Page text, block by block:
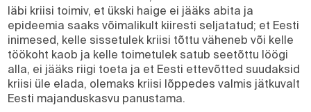
läbi kriisi toimiv, et ükski haige ei jääks abita ja
epideemia saaks võimalikult kiiresti seljatatud; et Eesti
inimesed, kelle sissetulek kriisi tõttu väheneb või kelle
töökoht kaob ja kelle toimetulek satub seetõttu löögi
alla, ei jääks riigi toeta ja et Eesti ettevõtted suudaksid
kriisi üle elada, olemaks kriisi lõppedes valmis jätkuvalt
Eesti majanduskasvu panustama.